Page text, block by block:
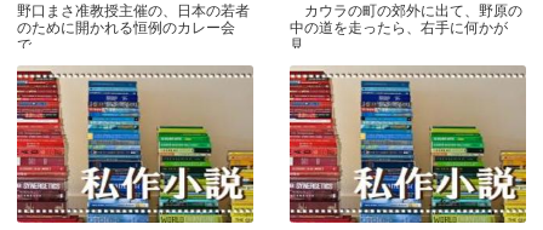
野口まさ准教授主催の、日本の若者
のために開かれる恒例のカレー会
で.....
カウラの町の郊外に出て、野原の
中の道を走ったら、右手に何かが
見.....